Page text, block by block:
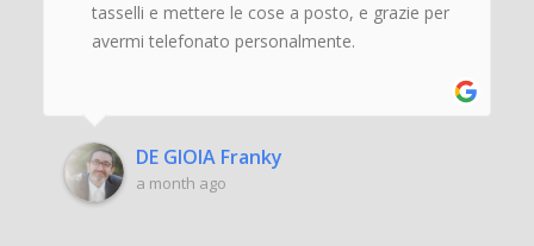
tasselli e mettere le cose a posto, e grazie per
avermi telefonato personalmente.
DE GIOIA Franky
a month ago